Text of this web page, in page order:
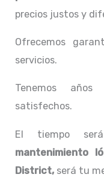
precios justos y
Ofrecemos
servicios.
Tenemos
satisfechos.
El tiempo
mantenimiento
District, será tu